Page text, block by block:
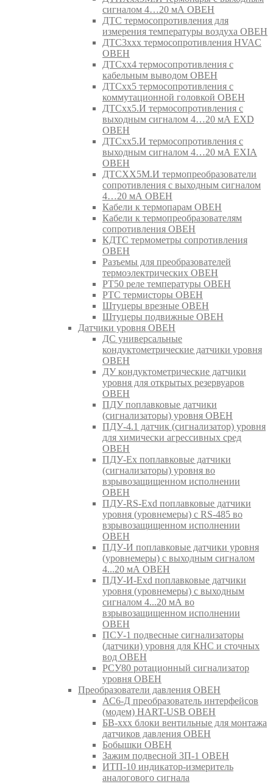
сигналом 4…20 мА ОВЕН
ДТС термосопротивления для
измерения температуры воздуха ОВЕН
ДТС3ххх термосопротивления HVAC
ОВЕН
ДТСхх4 термосопротивления с
кабельным выводом ОВЕН
ДТСхх5 термосопротивления с
коммутационной головкой ОВЕН
ДТСхх5.И термосопротивления с
выходным сигналом 4…20 мА EXD
ОВЕН
ДТСхх5.И термосопротивления с
выходным сигналом 4…20 мА EXIA
ОВЕН
ДТСХХ5М.И термопреобразователи
сопротивления с выходным сигналом
4…20 мА ОВЕН
Кабели к термопарам ОВЕН
Кабели к термопреобразователям
сопротивления ОВЕН
КДТС термометры сопротивления
ОВЕН
Разъемы для преобразователей
термоэлектрических ОВЕН
РТ50 реле температуры ОВЕН
РТС термисторы ОВЕН
Штуцеры врезные ОВЕН
Штуцеры подвижные ОВЕН
Датчики уровня ОВЕН
ДС универсальные
кондуктометрические датчики уровня
ОВЕН
ДУ кондуктометрические датчики
уровня для открытых резервуаров
ОВЕН
ПДУ поплавковые датчики
(сигнализаторы) уровня ОВЕН
ПДУ-4.1 датчик (сигнализатор) уровня
для химически агрессивных сред
ОВЕН
ПДУ-Ex поплавковые датчики
(сигнализаторы) уровня во
взрывозащищенном исполнении
ОВЕН
ПДУ-RS-Exd поплавковые датчики
уровня (уровнемеры) с RS-485 во
взрывозащищенном исполнении
ОВЕН
ПДУ-И поплавковые датчики уровня
(уровнемеры) с выходным сигналом
4...20 мА ОВЕН
ПДУ-И-Exd поплавковые датчики
уровня (уровнемеры) с выходным
сигналом 4...20 мА во
взрывозащищенном исполнении
ОВЕН
ПСУ-1 подвесные сигнализаторы
(датчики) уровня для КНС и сточных
вод ОВЕН
РСУ80 ротационный сигнализатор
уровня ОВЕН
Преобразователи давления ОВЕН
АС6-Д преобразователь интерфейсов
(модем) HART-USB ОВЕН
БВ-ххх блоки вентильные для монтажа
датчиков давления ОВЕН
Бобышки ОВЕН
Зажим подвесной ЗП-1 ОВЕН
ИТП-10 индикатор-измеритель
аналогового сигнала